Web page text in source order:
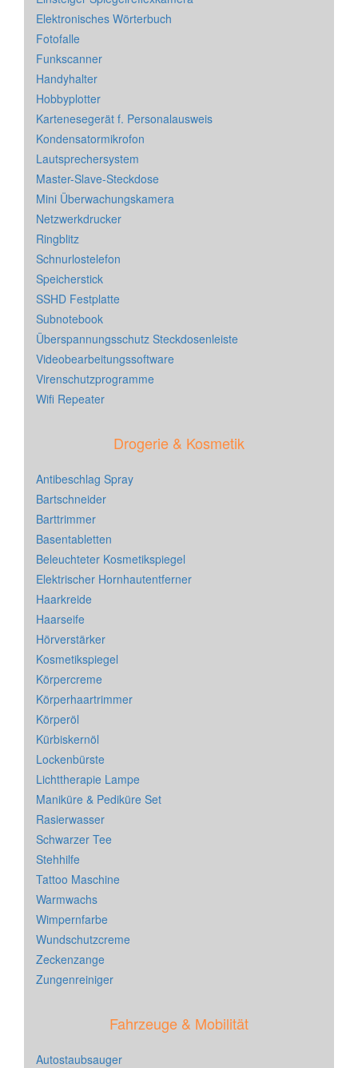
Elektronisches Wörterbuch
Fotofalle
Funkscanner
Handyhalter
Hobbyplotter
Kartenesegerät f. Personalausweis
Kondensatormikrofon
Lautsprechersystem
Master-Slave-Steckdose
Mini Überwachungskamera
Netzwerkdrucker
Ringblitz
Schnurlostelefon
Speicherstick
SSHD Festplatte
Subnotebook
Überspannungsschutz Steckdosenleiste
Videobearbeitungssoftware
Virenschutzprogramme
Wifi Repeater
Drogerie & Kosmetik
Antibeschlag Spray
Bartschneider
Barttrimmer
Basentabletten
Beleuchteter Kosmetikspiegel
Elektrischer Hornhautentferner
Haarkreide
Haarseife
Hörverstärker
Kosmetikspiegel
Körpercreme
Körperhaartrimmer
Körperöl
Kürbiskernöl
Lockenbürste
Lichttherapie Lampe
Maniküre & Pediküre Set
Rasierwasser
Schwarzer Tee
Stehhilfe
Tattoo Maschine
Warmwachs
Wimpernfarbe
Wundschutzcreme
Zeckenzange
Zungenreiniger
Fahrzeuge & Mobilität
Autostaubsauger